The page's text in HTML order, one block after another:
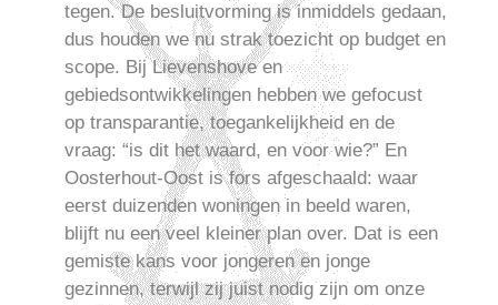
tegen. De besluitvorming is inmiddels gedaan,
dus houden we nu strak toezicht op budget en
scope. Bij Lievenshove en
gebiedsontwikkelingen hebben we gefocust
op transparantie, toegankelijkheid en de
vraag: “is dit het waard, en voor wie?” En
Oosterhout-Oost is fors afgeschaald: waar
eerst duizenden woningen in beeld waren,
blijft nu een veel kleiner plan over. Dat is een
gemiste kans voor jongeren en jonge
gezinnen, terwijl zij juist nodig zijn om onze